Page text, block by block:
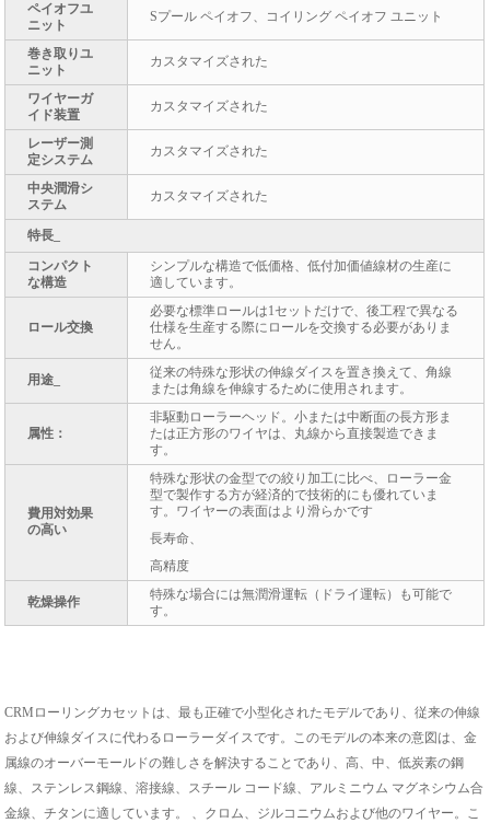
ペイオフユ
ニット
Sプール ペイオフ、コイリング ペイオフ ユニット
巻き取りユ
ニット
カスタマイズされた
ワイヤーガ
イド装置
カスタマイズされた
レーザー測
定システム
カスタマイズされた
中央潤滑シ
ステム
カスタマイズされた
特長_
コンパクト
な構造
シンプルな構造で低価格、低付加価値線材の生産に
適しています。
ロール交換
必要な標準ロールは1セットだけで、後工程で異なる
仕様を生産する際にロールを交換する必要がありま
せん。
用途_
従来の特殊な形状の伸線ダイスを置き換えて、角線
または角線を伸線するために使用されます。
属性：
非駆動ローラーヘッド。小または中断面の長方形ま
たは正方形のワイヤは、丸線から直接製造できま
す。
費用対効果
の高い
特殊な形状の金型での絞り加工に比べ、ローラー金
型で製作する方が経済的で技術的にも優れていま
す。ワイヤーの表面はより滑らかです
長寿命、
高精度
乾燥操作
特殊な場合には無潤滑運転（ドライ運転）も可能で
す。
CRMローリングカセットは、最も正確で小型化されたモデルであり、従来の伸線
および伸線ダイスに代わるローラーダイスです。このモデルの本来の意図は、金
属線のオーバーモールドの難しさを解決することであり、高、中、低炭素の鋼
線、ステンレス鋼線、溶接線、スチール コード線、アルミニウム マグネシウム合
金線、チタンに適しています。 、クロム、ジルコニウムおよび他のワイヤー。こ